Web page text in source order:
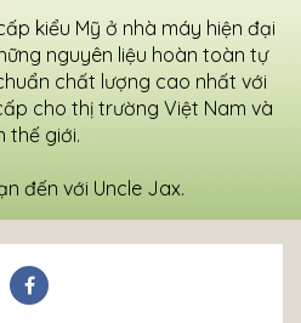
kiểu Mỹ ở nhà máy hiện đại
nguyên liệu hoàn toàn tự
chất lượng cao nhất với
cho thị trường Việt Nam và
thế giới.
đến với Uncle Jax.